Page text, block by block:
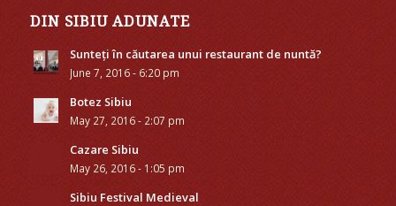
DIN SIBIU ADUNATE
Sunteți în căutarea unui restaurant de nuntă?
June 7, 2016 - 6:20 pm
Botez Sibiu
May 27, 2016 - 2:07 pm
Cazare Sibiu
May 26, 2016 - 1:05 pm
Sibiu Festival Medieval